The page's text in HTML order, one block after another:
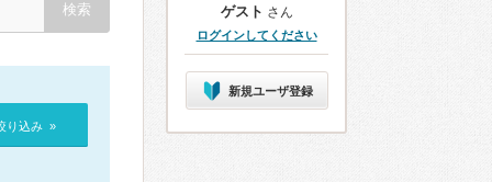
り込み »
ゲスト さん
ログインしてください
新規ユーザ登録